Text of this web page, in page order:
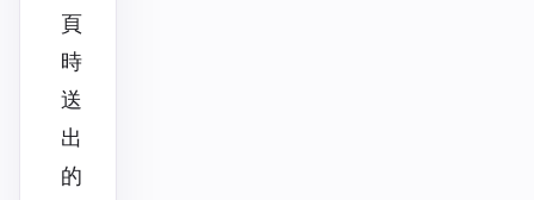
頁
時
送
出
的